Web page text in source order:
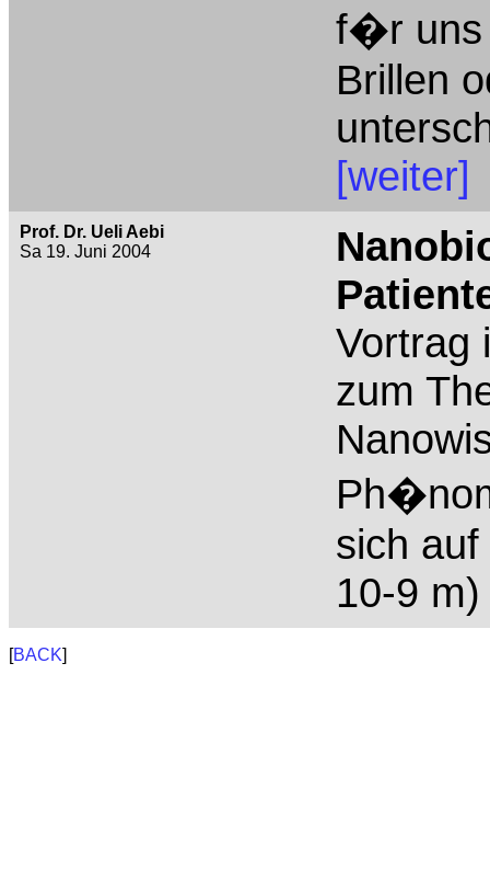
f�r uns
Brillen
[weiter]
Prof. Dr. Ueli Aebi
Sa 19. Juni 2004
Vortrag
zum
sich
10-9
[BACK]